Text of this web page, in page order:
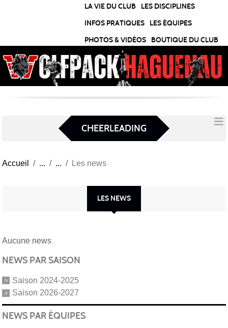
LA VIE DU CLUB
LES DISCIPLINES
INFOS PRATIQUES
LES ÉQUIPES
PHOTOS & VIDÉOS
BOUTIQUE DU CLUB
CHEERLEADING
Accueil Les news
LES NEWS
Aucune news
NEWS PAR SAISON
Saison 2024-2025
Saison 2026-2027
NEWS PAR ÉQUIPES
Panneau de gestion des cookies